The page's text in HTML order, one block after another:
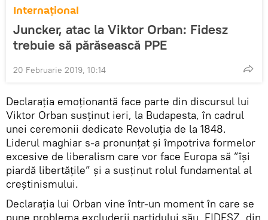
Internaţional
Juncker, atac la Viktor Orban: Fidesz
trebuie să părăsească PPE
20 Februarie 2019, 10:14
Declarația emoționantă face parte din discursul lui
Viktor Orban susținut ieri, la Budapesta, în cadrul
unei ceremonii dedicate Revoluţia de la 1848.
Liderul maghiar s-a pronunțat și împotriva formelor
excesive de liberalism care vor face Europa să ”îşi
piardă libertăţile” și a susținut rolul fundamental al
creștinismului.
Declarația lui Orban vine într-un moment în care se
pune problema excluderii partidului său, FIDESZ, din